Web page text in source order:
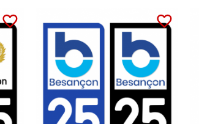
favorite_border favorite_border